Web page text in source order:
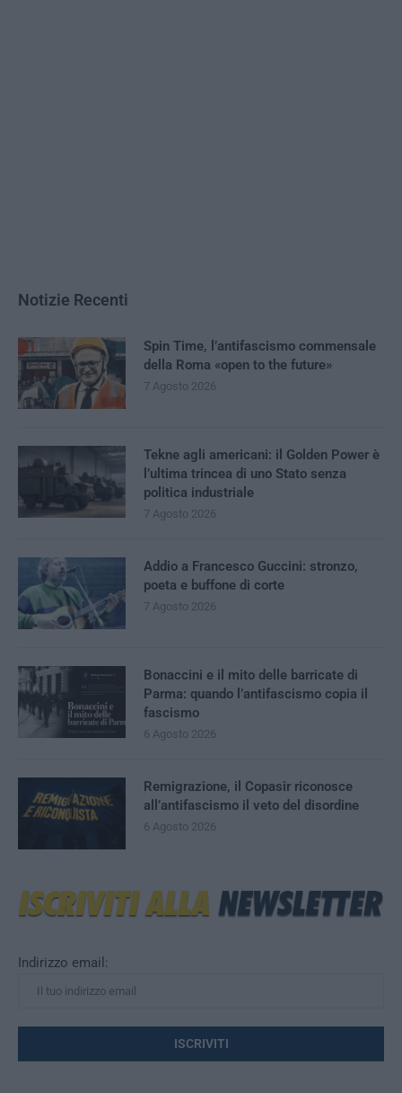
Indirizzo email:
Notizie Recenti
Spin Time, l’antifascismo commensale
della Roma «open to the future»
7 Agosto 2026
Tekne agli americani: il Golden Power è
l’ultima trincea di uno Stato senza
politica industriale
7 Agosto 2026
Addio a Francesco Guccini: stronzo,
poeta e buffone di corte
7 Agosto 2026
Bonaccini e il mito delle barricate di
Parma: quando l’antifascismo copia il
fascismo
6 Agosto 2026
Remigrazione, il Copasir riconosce
all’antifascismo il veto del disordine
6 Agosto 2026